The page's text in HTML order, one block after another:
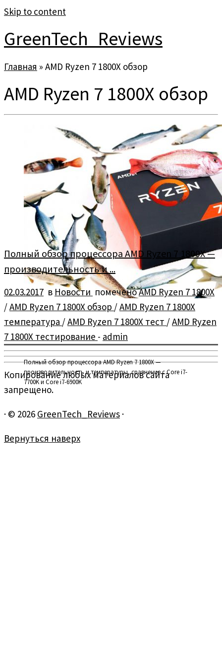
Skip to content
GreenTech_Reviews
Главная » AMD Ryzen 7 1800X обзор
AMD Ryzen 7 1800X обзор
Полный обзор процессора AMD Ryzen 7 1800X —
производительность и температуры, сравнение с Core i7-
7700K и Core i7-6900K
Полный обзор процессора AMD Ryzen 7 1800X —
производительность и ...
02.03.2017 в Новости помеченоAMD Ryzen 7 1800X
/AMD Ryzen 7 1800X обзор /AMD Ryzen 7 1800X
температура /AMD Ryzen 7 1800X тест /AMD Ryzen
7 1800X тестирование - admin
Копирование любых материалов сайта
запрещено.
· © 2026 GreenTech_Reviews ·
Вернуться наверх